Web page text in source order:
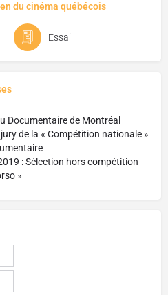
du cinéma québécois
Essai
Documentaire de Montréal
de la « Compétition nationale »
: Sélection hors compétition
»